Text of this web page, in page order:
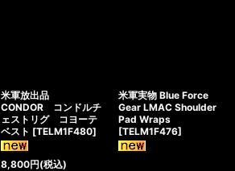
米軍放出品
CONDOR コンドルチ
ェストリグ コヨーテ
ベスト [TELM1F480]
8,800円(税込)
米軍実物 Blue Force
Gear LMAC Shoulder
Pad Wraps
[TELM1F476]